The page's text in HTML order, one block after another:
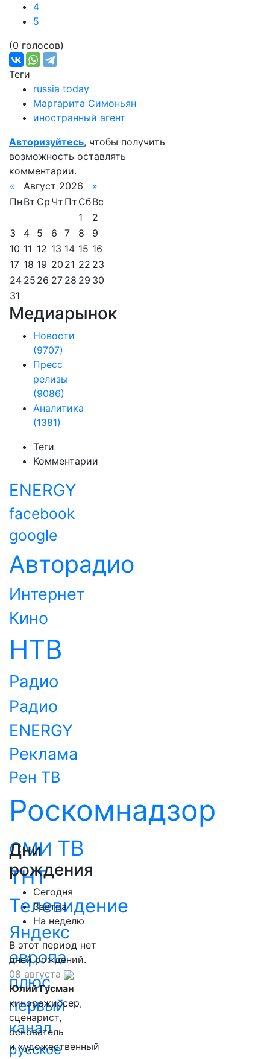
4
5
(0 голосов)
Теги
russia today
Маргарита Симоньян
иностранный агент
Авторизуйтесь, чтобы получить
возможность оставлять
комментарии.
«
Август 2026
»
Пн Вт Ср Чт Пт СбВс
1
2
3
4 5 6 7 8
9
10 11 12 13 14 15 16
17 18 19 20 21 22 23
24 25 26 27 28 29 30
31
Медиарынок
Новости
(9707)
Пресс
релизы
(9086)
Аналитика
(1381)
Теги
Комментарии
ENERGY
facebook
google
Авторадио
Интернет
Кино
НТВ
Радио
Радио
ENERGY
Реклама
Рен ТВ
Роскомнадзор
СМИ ТВ
ТНТ
Телевидение
Яндекс
европа
плюс
первый
канал
русское
Дни
рождения
Сегодня
Завтра
На неделю
В этот период нет
дней рождений.
08 августа
Юлий Гусман
кинорежиссер,
сценарист,
основатель
и художественный